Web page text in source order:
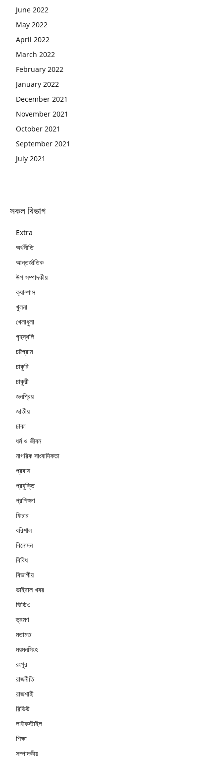
June 2022
May 2022
April 2022
March 2022
February 2022
January 2022
December 2021
November 2021
October 2021
September 2021
July 2021
সকল বিভাগ
Extra
অর্থনীতি
আন্তর্জাতিক
উপ সম্পাদকীয়
ক্যাম্পাস
খুলনা
খেলাধুলা
গৃহস্থলি
চট্টগ্রাম
চাকুরি
চাকুরী
জনপ্রিয়
জাতীয়
ঢাকা
ধর্ম ও জীবন
নাগরিক সাংবাদিকতা
প্রবাস
প্রযুক্তি
প্রশিক্ষণ
ফিচার
বরিশাল
বিনোদন
বিবিধ
বিভাগীয়
ভাইরাল খবর
ভিডিও
ভ্রমণ
মতামত
ময়মনসিংহ
রংপুর
রাজনীতি
রাজশাহী
রিভিউ
লাইফস্টাইল
শিক্ষা
সম্পাদকীয়